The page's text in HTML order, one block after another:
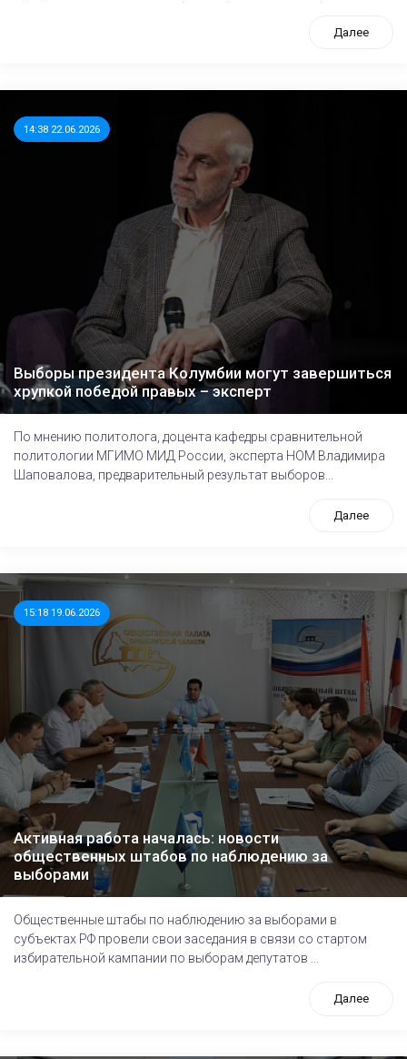
Далее
14:38 22.06.2026
Выборы президента Колумбии могут завершиться
хрупкой победой правых – эксперт
По мнению политолога, доцента кафедры сравнительной
политологии МГИМО МИД России, эксперта НОМ Владимира
Шаповалова, предварительный результат выборов...
Далее
15:18 19.06.2026
Активная работа началась: новости
общественных штабов по наблюдению за
выборами
Общественные штабы по наблюдению за выборами в
субъектах РФ провели свои заседания в связи со стартом
избирательной кампании по выборам депутатов ...
Далее